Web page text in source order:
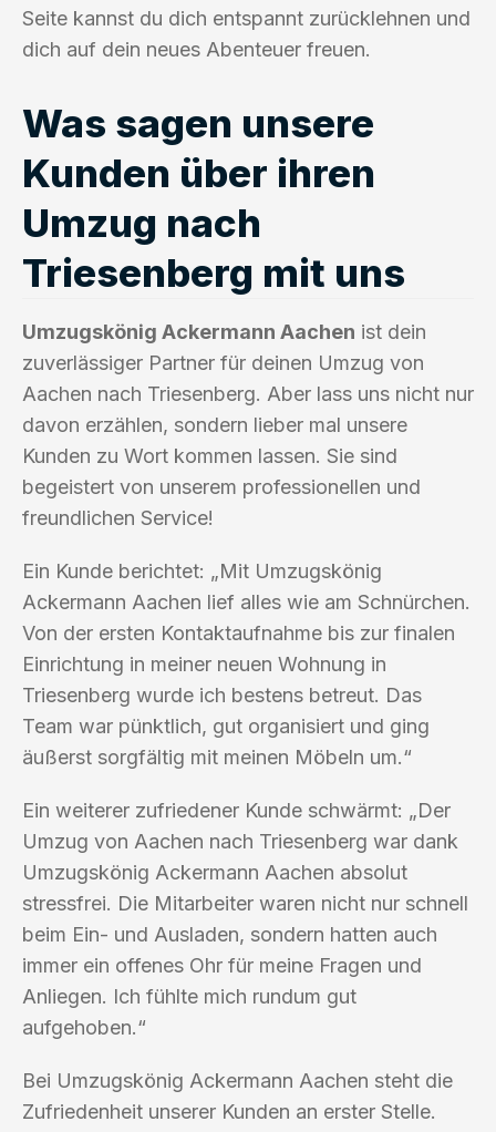
Seite kannst du dich entspannt zurücklehnen und
dich auf dein neues Abenteuer freuen.
Was sagen unsere
Kunden über ihren
Umzug nach
Triesenberg mit uns
Umzugskönig Ackermann Aachen ist dein
zuverlässiger Partner für deinen Umzug von
Aachen nach Triesenberg. Aber lass uns nicht nur
davon erzählen, sondern lieber mal unsere
Kunden zu Wort kommen lassen. Sie sind
begeistert von unserem professionellen und
freundlichen Service!
Ein Kunde berichtet: „Mit Umzugskönig
Ackermann Aachen lief alles wie am Schnürchen.
Von der ersten Kontaktaufnahme bis zur finalen
Einrichtung in meiner neuen Wohnung in
Triesenberg wurde ich bestens betreut. Das
Team war pünktlich, gut organisiert und ging
äußerst sorgfältig mit meinen Möbeln um.“
Ein weiterer zufriedener Kunde schwärmt: „Der
Umzug von Aachen nach Triesenberg war dank
Umzugskönig Ackermann Aachen absolut
stressfrei. Die Mitarbeiter waren nicht nur schnell
beim Ein- und Ausladen, sondern hatten auch
immer ein offenes Ohr für meine Fragen und
Anliegen. Ich fühlte mich rundum gut
aufgehoben.“
Bei Umzugskönig Ackermann Aachen steht die
Zufriedenheit unserer Kunden an erster Stelle.